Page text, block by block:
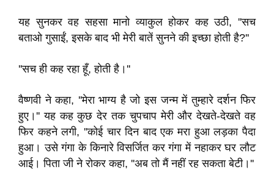
यह सुनकर वह सहसा मानो व्याकुल होकर कह उठी, ''सच
बताओ गुसाईं, इसके बाद भी मेरी बातें सुनने की इच्छा होती है?''
''सच ही कह रहा हूँ, होती है।''
वैष्णवी ने कहा, ''मेरा भाग्य है जो इस जन्म में तुम्हारे दर्शन फिर
हुए।'' यह कह कुछ देर तक चुपचाप मेरी और देखते-देखते वह
फिर कहने लगी, ''कोई चार दिन बाद एक मरा हुआ लड़का पैदा
हुआ। उसे गंगा के किनारे विसर्जित कर गंगा में नहाकर घर लौट
आई। पिता जी ने रोकर कहा, ''अब तो मैं नहीं रह सकता बेटी।''